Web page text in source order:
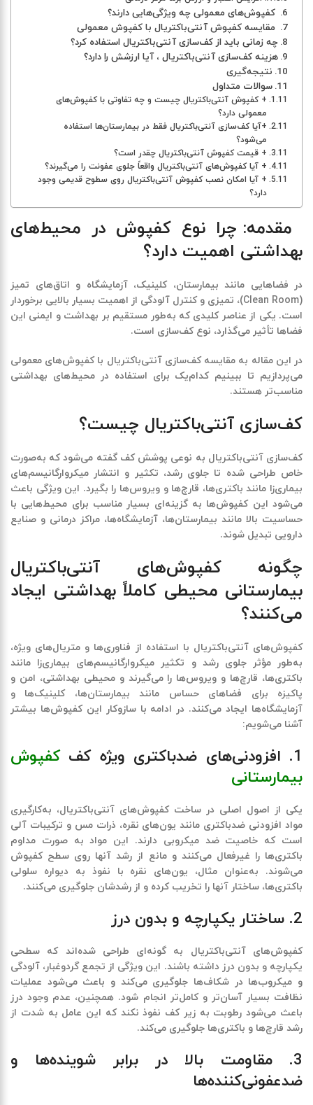
کفپوش‌های معمولی چه ویژگی‌هایی دارند؟
مقایسه کفپوش آنتی‌باکتریال با کفپوش معمولی
چه زمانی باید از کف‌سازی آنتی‌باکتریال استفاده کرد؟
هزینه کف‌سازی آنتی‌باکتریال ، آیا ارزشش را دارد؟
نتیجه‌گیری
سوالات متداول
+ کفپوش آنتی‌باکتریال چیست و چه تفاوتی با کفپوش‌های
معمولی دارد؟
+آیا کف‌سازی آنتی‌باکتریال فقط در بیمارستان‌ها استفاده
می‌شود؟
+ قیمت کفپوش آنتی‌باکتریال چقدر است؟
+ آیا کفپوش‌های آنتی‌باکتریال واقعاً جلوی عفونت را می‌گیرند؟
+ آیا امکان نصب کفپوش آنتی‌باکتریال روی سطوح قدیمی وجود
دارد؟
مقدمه: چرا نوع کفپوش در محیط‌های
بهداشتی اهمیت دارد؟
در فضاهایی مانند بیمارستان، کلینیک، آزمایشگاه و اتاق‌های تمیز
(Clean Room)، تمیزی و کنترل آلودگی از اهمیت بسیار بالایی برخوردار
است. یکی از عناصر کلیدی که به‌طور مستقیم بر بهداشت و ایمنی این
فضاها تأثیر می‌گذارد، نوع کف‌سازی است.
در این مقاله به مقایسهکف‌سازی آنتی‌باکتریال باکفپوش‌های معمولی
می‌پردازیم تا ببینیم کدام‌یک برای استفاده در محیط‌های بهداشتی
مناسب‌تر هستند.
کف‌سازی آنتی‌باکتریال چیست؟
کف‌سازی آنتی‌باکتریال به نوعی پوشش کف گفته می‌شود که به‌صورت
خاص طراحی شده تا جلوی رشد، تکثیر و انتشار میکروارگانیسم‌های
بیماری‌زا مانند باکتری‌ها، قارچ‌ها و ویروس‌ها را بگیرد. این ویژگی باعث
می‌شود این کفپوش‌ها به گزینه‌ای بسیار مناسب برای محیط‌هایی با
حساسیت بالا مانند بیمارستان‌ها، آزمایشگاه‌ها، مراکز درمانی و صنایع
دارویی تبدیل شوند.
چگونه کفپوش‌های آنتی‌باکتریال
بیمارستانی محیطی کاملاً بهداشتی ایجاد
می‌کنند؟
کفپوش‌های آنتی‌باکتریال با استفاده از فناوری‌ها و متریال‌های ویژه،
به‌طور مؤثر جلوی رشد و تکثیر میکروارگانیسم‌های بیماری‌زا مانند
باکتری‌ها، قارچ‌ها و ویروس‌ها را می‌گیرند و محیطی بهداشتی، امن و
پاکیزه برای فضاهای حساس مانند بیمارستان‌ها، کلینیک‌ها و
آزمایشگاه‌ها ایجاد می‌کنند. در ادامه با سازوکار این کفپوش‌ها بیشتر
آشنا می‌شویم:
1. افزودنی‌های ضدباکتری ویژه کف
کفپوش
بیمارستانی
یکی از اصول اصلی در ساختکفپوش‌های آنتی‌باکتریال، به‌کارگیری
مواد افزودنی ضدباکتری مانند یون‌های نقره، ذرات مس و ترکیبات آلی
است که خاصیت ضد میکروبی دارند. این مواد به صورت مداوم
باکتری‌ها را غیرفعال می‌کنند و مانع از رشد آنها روی سطح کفپوش
می‌شوند. به‌عنوان مثال، یون‌های نقره با نفوذ به دیواره سلولی
باکتری‌ها، ساختار آنها را تخریب کرده و از رشدشان جلوگیری می‌کنند.
2. ساختار یکپارچه و بدون درز
کفپوش‌های آنتی‌باکتریال به گونه‌ای طراحی شده‌اند که سطحی
یکپارچه و بدون درز داشته باشند. این ویژگی از تجمع گردوغبار، آلودگی
و میکروب‌ها در شکاف‌ها جلوگیری می‌کند و باعث می‌شود عملیات
نظافت بسیار آسان‌تر و کامل‌تر انجام شود. همچنین، عدم وجود درز
باعث می‌شود رطوبت به زیر کف نفوذ نکند که این عامل به شدت از
رشد قارچ‌ها و باکتری‌ها جلوگیری می‌کند.
3. مقاومت بالا در برابر شوینده‌ها و
ضدعفونی‌کننده‌ها